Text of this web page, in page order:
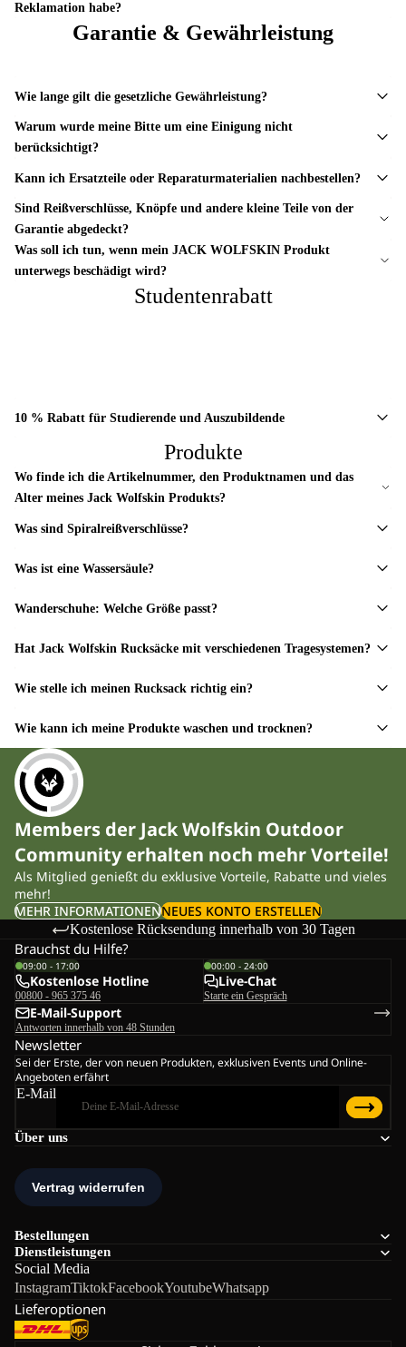
Reklamation habe?
Garantie & Gewährleistung
Wie lange gilt die gesetzliche Gewährleistung?
Warum wurde meine Bitte um eine Einigung nicht
berücksichtigt?
Kann ich Ersatzteile oder Reparaturmaterialien nachbestellen?
Sind Reißverschlüsse, Knöpfe und andere kleine Teile von der
Garantie abgedeckt?
Was soll ich tun, wenn mein JACK WOLFSKIN Produkt
unterwegs beschädigt wird?
Studentenrabatt
10 % Rabatt für Studierende und Auszubildende
Produkte
Wo finde ich die Artikelnummer, den Produktnamen und das
Alter meines Jack Wolfskin Produkts?
Was sind Spiralreißverschlüsse?
Was ist eine Wassersäule?
Wanderschuhe: Welche Größe passt?
Hat Jack Wolfskin Rucksäcke mit verschiedenen Tragesystemen?
Wie stelle ich meinen Rucksack richtig ein?
Wie kann ich meine Produkte waschen und trocknen?
Members der Jack Wolfskin Outdoor
Community erhalten noch mehr Vorteile!
Als Mitglied genießt du exklusive Vorteile, Rabatte und vieles
mehr!
MEHR INFORMATIONENNEUES KONTO ERSTELLEN
Kostenlose Rücksendung innerhalb von 30 Tagen
Über uns
Bestellungen
Dienstleistungen
Social Media
InstagramTiktokFacebookYoutubeWhatsapp
Lieferoptionen
Brauchst du Hilfe?
09:00 - 17:00
Kostenlose Hotline
00800 - 965 375 46
00:00 - 24:00
Live-Chat
Starte ein Gespräch
E-Mail-Support
Antworten innerhalb von 48 Stunden
Newsletter
Sei der Erste, der von neuen Produkten, exklusiven Events und Online-
Angeboten erfährt
E-Mail